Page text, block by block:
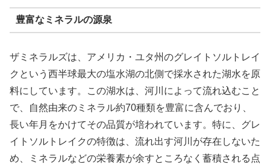
豊富なミネラルの源泉
ザミネラルズは、アメリカ・ユタ州のグレイトソルトレイ
クという西半球最大の塩水湖の北側で採水された湖水を原
料にしています。この湖水は、河川によって流れ込むこと
で、自然由来のミネラル約70種類を豊富に含んでおり、
長い年月をかけてその品質が培われています。特に、グレ
イトソルトレイクの特徴は、流れ出す河川が存在しないた
め、ミネラルなどの栄養素が余すところなく蓄積される点